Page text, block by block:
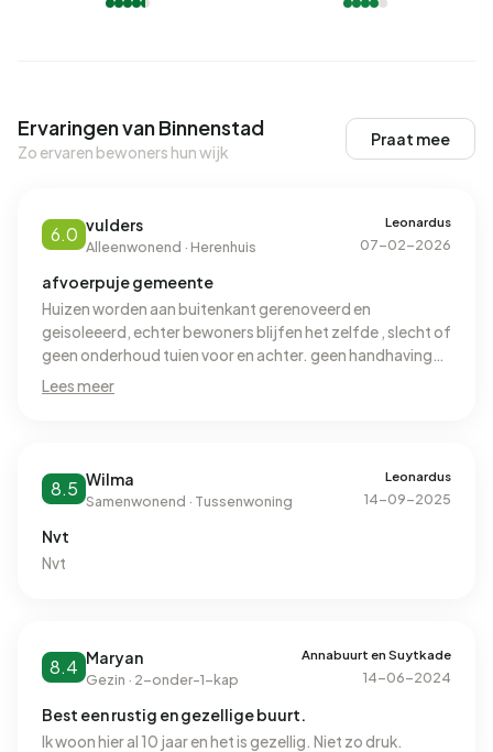
Ervaringen van Binnenstad
Zo ervaren bewoners hun wijk
Praat mee
6.0 vulders
Alleenwonend · Herenhuis
Leonardus
07-02-2026
afvoerpuje gemeente
Huizen worden aan buitenkant gerenoveerd en
geisoleeerd, echter bewoners blijfen het zelfde , slecht of
geen onderhoud tuien voor en achter. geen handhaving
afval
Lees meer
8.5 Wilma
Samenwonend · Tussenwoning
Leonardus
14-09-2025
Nvt
Nvt
8.4 Maryan
Gezin · 2-onder-1-kap
Annabuurt en Suytkade
14-06-2024
Best een rustig en gezellige buurt.
Ik woon hier al 10 jaar en het is gezellig. Niet zo druk.